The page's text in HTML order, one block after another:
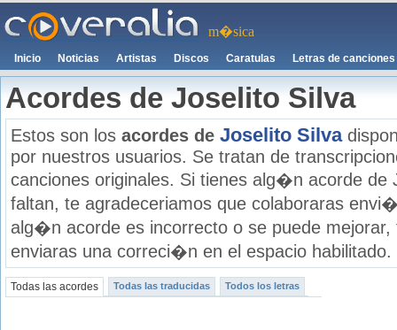
m�sica
Inicio Noticias Artistas Discos Caratulas Letras de canciones
Acordes de Joselito Silva
Estos son los acordes de Joselito Silva
por nuestros usuarios. Se tratan de
canciones originales. Si tienes alg�n acorde de
faltan, te agradeceriamos que colaboraras
alg�n acorde es incorrecto o se puede
enviaras una correci�n en el espacio habilitado.
Todas las acordes Todas las traducidas Todos los letras